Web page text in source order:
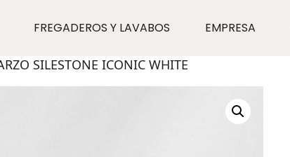
FREGADEROS Y LAVABOS EMPRESA
SILESTONE ICONIC WHITE